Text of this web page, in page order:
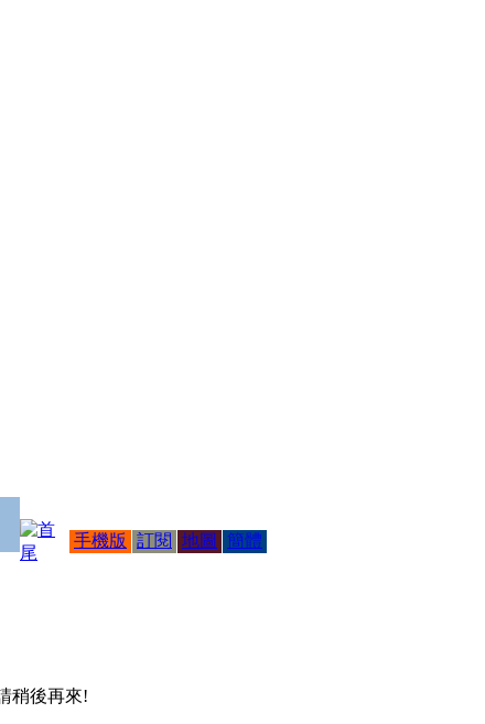
手機版 訂閱 地圖 簡體
稍後再來!